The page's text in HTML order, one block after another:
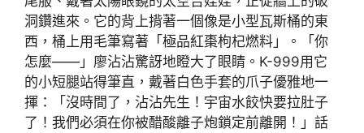
洞鑽進來。它的背上揹著一個像是小型瓦斯桶的東
西，桶上用毛筆寫著「極品紅棗枸杞燃料」。「你
怎麼——」廖沾沾驚訝地瞪大了眼睛。K-999用它
的小短腿站得筆直，戴著白色手套的爪子優雅地一
揮：「沒時間了，沾沾先生！宇宙水餃快要拉肚子
了！我們必須在你被醋酸離子炮鎖定前離開！」話